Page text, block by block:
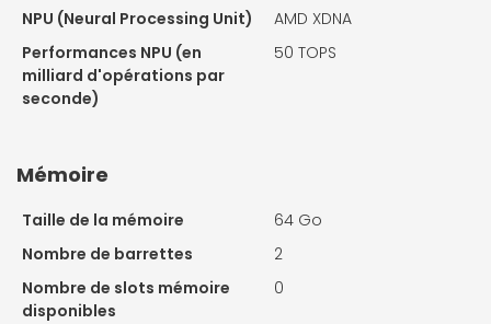
NPU (Neural Processing Unit)
AMD XDNA
Performances NPU (en
milliard d'opérations par
seconde)
50 TOPS
Mémoire
Taille de la mémoire
64 Go
Nombre de barrettes
2
Nombre de slots mémoire
disponibles
0